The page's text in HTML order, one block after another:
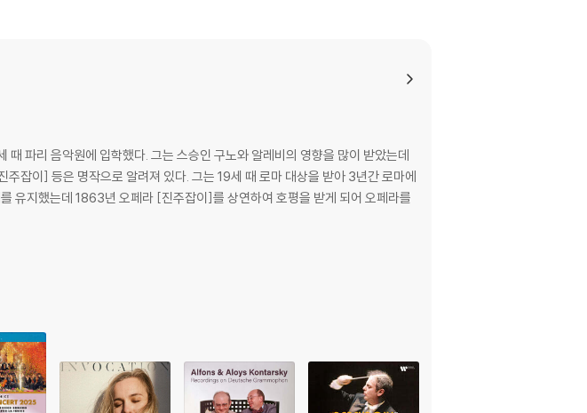
파리 음악원에 입학했다. 그는 스승인 구노와 알레비의 영향을 많이 받았는데
다. 그는 19세 때 로마 대상을 받아 3년간 로마에
유지했는데 1863년 오페라 [진주잡이]를 상연하여 호평을 받게 되어 오페라를